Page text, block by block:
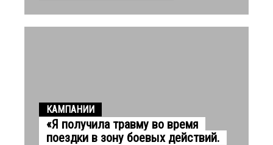
КАМПАНИИ
«Я получила травму во время
поездки в зону боевых действий.